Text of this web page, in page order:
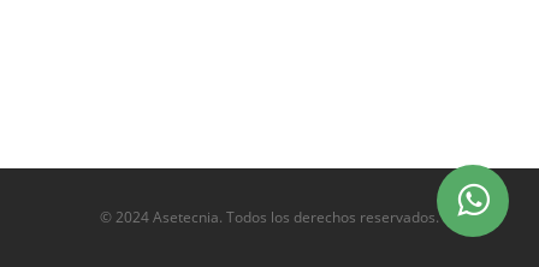
© 2024 Asetecnia. Todos los derechos reservados.